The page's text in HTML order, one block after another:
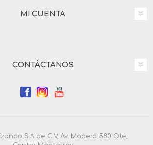
MI CUENTA
CONTÁCTANOS
S.A de C.V, Av. Madero 580 Ote,